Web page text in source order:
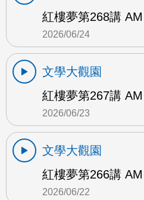
紅樓夢第268講 AM
2026/06/24
文學大觀園
紅樓夢第267講 AM
2026/06/23
文學大觀園
紅樓夢第266講 AM
2026/06/22